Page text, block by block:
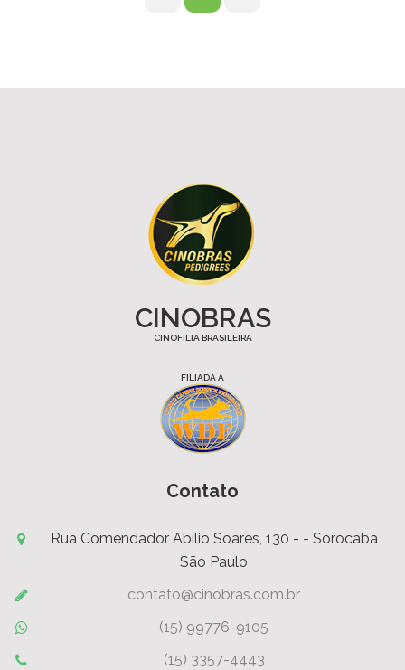
CINOBRAS
CINOFILIA BRASILEIRA
FILIADA A
Contato
Rua Comendador Abílio Soares, 130 - - Sorocaba
São Paulo
contato@cinobras.com.br
(15) 99776-9105
(15) 3357-4443